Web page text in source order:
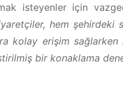
isteyenler için
hem şehirdeki
kolay erişim
bir konaklama